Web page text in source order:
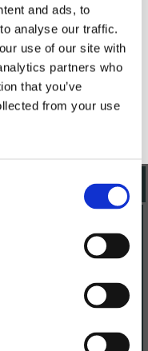
and ads, to
analyse our traffic.
use of our site with
partners who
that you’ve
from your use
Aufenthalts auf Grip zur
Wetter umschlagen
Wein und Prosecco an.